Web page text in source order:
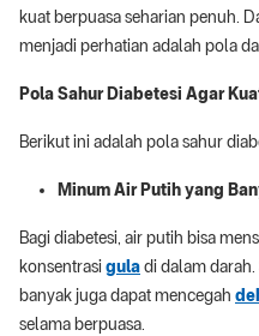
kuat berpuasa seharian penuh.
menjadi perhatian adalah pola
Pola Sahur Diabetesi Agar
Berikut ini adalah pola sahur
Minum Air Putih yang
Bagi diabetesi, air putih bisa
konsentrasi guladi dalam
banyak juga dapat mencegah
selama berpuasa.